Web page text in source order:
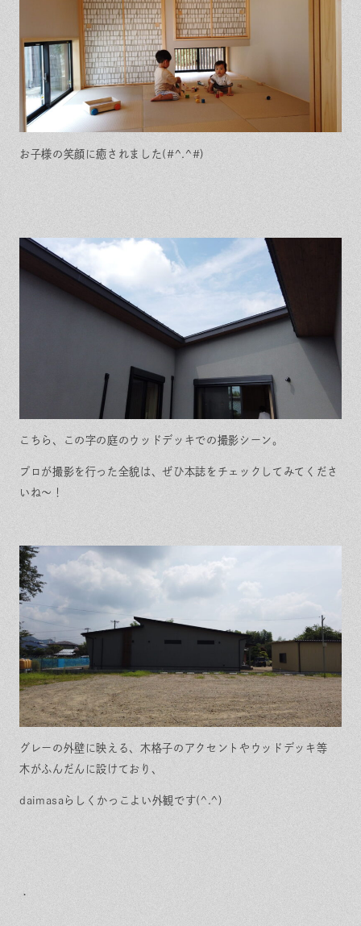
お子様の笑顔に癒されました(#^.^#)
こちら、この字の庭のウッドデッキでの撮影シーン。
プロが撮影を行った全貌は、ぜひ本誌をチェックしてみてくださ
いね～！
グレーの外壁に映える、木格子のアクセントやウッドデッキ等
木がふんだんに設けており、
daimasaらしくかっこよい外観です(^.^)
・